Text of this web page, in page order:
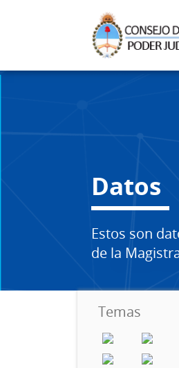
Datos
Estos son
de la
Temas